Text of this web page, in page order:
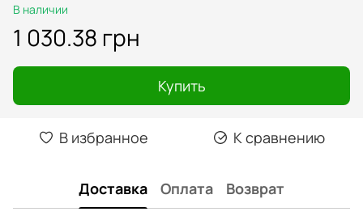
В наличии
1 030.38 грн
Купить
В избранное К сравнению
Доставка Оплата Возврат